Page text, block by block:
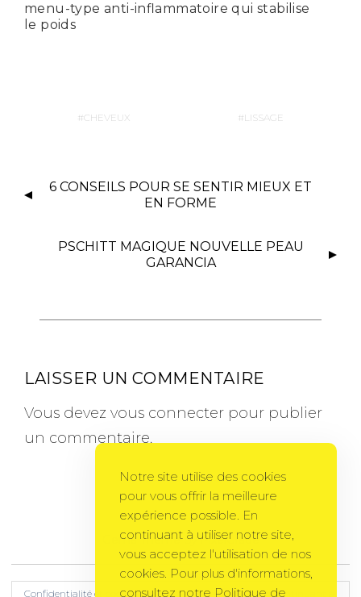
menu-type anti-inflammatoire qui stabilise
le poids
CHEVEUX LISSAGE
6 CONSEILS POUR SE SENTIR MIEUX ET
EN FORME
PSCHITT MAGIQUE NOUVELLE PEAU
GARANCIA
LAISSER UN COMMENTAIRE
Vous devez vous connecter pour publier
un commentaire.
Gema Theme by PixelGrade
Notre site utilise des cookies
pour vous offrir la meilleure
expérience possible. En
continuant à utiliser notre site,
vous acceptez l'utilisation de nos
cookies. Pour plus d'informations,
consultez notre Politique de
Confidentialité et cookies : ce site utilise des cookies. En continuant à